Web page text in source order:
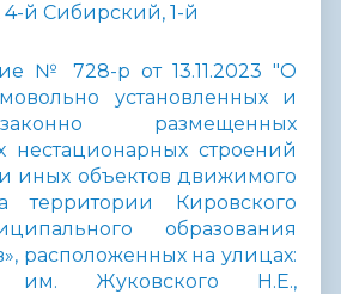
4-й Сибирский, 1-й
№ 728-р от 13.11.2023 "О
установленных и
размещенных
нестационарных строений
иных объектов движимого
территории Кировского
образования
расположенных на улицах:
им. Жуковского Н.Е.,